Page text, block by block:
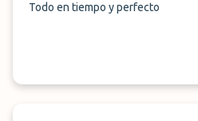
Todo en tiempo y perfecto